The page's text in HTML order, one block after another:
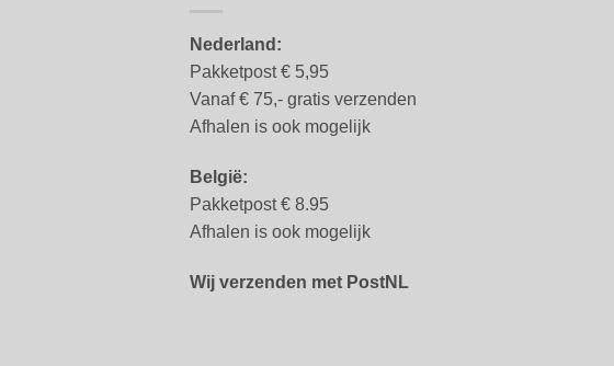
Nederland:
Pakketpost € 5,95
Vanaf € 75,- gratis verzenden
Afhalen is ook mogelijk
België:
Pakketpost € 8.95
Afhalen is ook mogelijk
Wij verzenden met PostNL